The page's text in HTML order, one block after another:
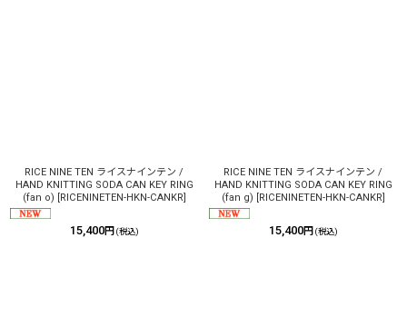
RICE NINE TEN ライスナインテン /
HAND KNITTING SODA CAN KEY RING
(fan o) [RICENINETEN-HKN-CANKR]
15,400円 (税込)
RICE NINE TEN ライスナインテン /
HAND KNITTING SODA CAN KEY RING
(fan g) [RICENINETEN-HKN-CANKR]
15,400円 (税込)